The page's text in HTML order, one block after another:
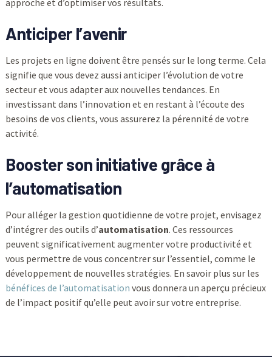
Anticiper l’avenir
Les projets en ligne doivent être pensés sur le long terme. Cela
signifie que vous devez aussi anticiper l’évolution de votre
secteur et vous adapter aux nouvelles tendances. En
investissant dans l’innovation et en restant à l’écoute des
besoins de vos clients, vous assurerez la pérennité de votre
activité.
Booster son initiative grâce à
l’automatisation
Pour alléger la gestion quotidienne de votre projet, envisagez
d’intégrer des outils d’automatisation. Ces ressources
peuvent significativement augmenter votre productivité et
vous permettre de vous concentrer sur l’essentiel, comme le
développement de nouvelles stratégies. En savoir plus sur les
bénéfices de l’automatisation vous donnera un aperçu précieux
de l’impact positif qu’elle peut avoir sur votre entreprise.